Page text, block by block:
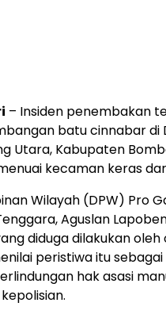
– Insiden penembakan
batu cinnabar di
Utara, Kabupaten
kecaman keras
Wilayah (DPW) Pro
Aguslan
diduga dilakukan
peristiwa itu
hak asasi